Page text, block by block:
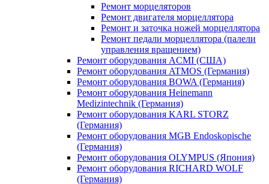
Ремонт морцеляторов
Ремонт двигателя морцеллятора
Ремонт и заточка ножей морцеллятора
Ремонт педали морцеллятора (палели
управления вращением)
Ремонт оборудования ACMI (США)
Ремонт оборудования ATMOS (Германия)
Ремонт оборудования BOWA (Германия)
Ремонт оборудования Heinemann
Medizintechnik (Германия)
Ремонт оборудования KARL STORZ
(Германия)
Ремонт оборудования MGB Endoskopische
(Германия)
Ремонт оборудования OLYMPUS (Япония)
Ремонт оборудования RICHARD WOLF
(Германия)